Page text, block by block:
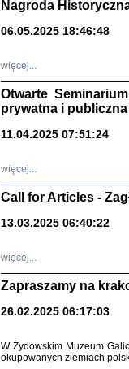
Nagroda
06.05.2025 18:46:48
więcej...
Otwarte
prywatna i
11.04.2025 07:51:24
więcej...
Call for Articles -
13.03.2025 06:40:22
więcej...
Zapraszamy na
26.02.2025 06:17:03
W Żydowskim Muzeum
okupowanych ziemiach